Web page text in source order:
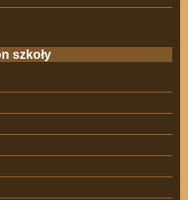
szkoły